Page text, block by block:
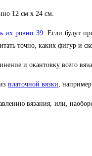
12 см х 24 см.
их ровно 39. Если будут
точно, каких фигур и
и окантовку всего
платочной вязки,
вязания, или,